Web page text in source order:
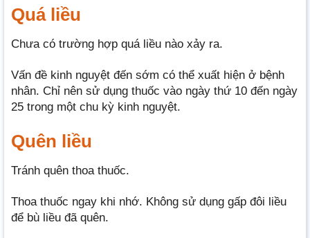
Quá liều
Chưa có trường hợp quá liều nào xảy ra.
Vấn đề kinh nguyệt đến sớm có thể xuất hiện ở bệnh
nhân. Chỉ nên sử dụng thuốc vào ngày thứ 10 đến ngày
25 trong một chu kỳ kinh nguyệt.
Quên liều
Tránh quên thoa thuốc.
Thoa thuốc ngay khi nhớ. Không sử dụng gấp đôi liều
để bù liều đã quên.